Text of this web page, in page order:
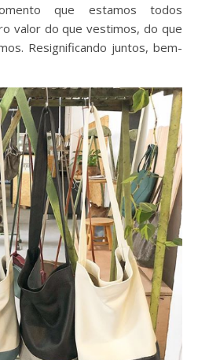
que estamos todos
valor do que vestimos, do que
Resignificando juntos, bem-